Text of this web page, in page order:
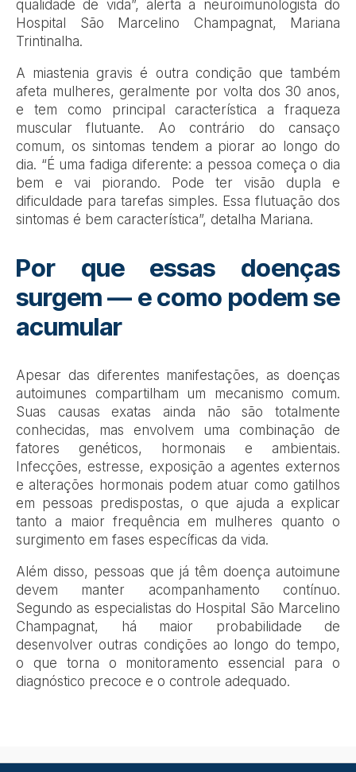
qualidade de vida”, alerta a neuroimunologista do
Hospital São Marcelino Champagnat, Mariana
Trintinalha.
A miastenia gravis é outra condição que também
afeta mulheres, geralmente por volta dos 30 anos,
e tem como principal característica a fraqueza
muscular flutuante. Ao contrário do cansaço
comum, os sintomas tendem a piorar ao longo do
dia. “É uma fadiga diferente: a pessoa começa o dia
bem e vai piorando. Pode ter visão dupla e
dificuldade para tarefas simples. Essa flutuação dos
sintomas é bem característica”, detalha Mariana.
Por que essas doenças
surgem — e como podem se
acumular
Apesar das diferentes manifestações, as doenças
autoimunes compartilham um mecanismo comum.
Suas causas exatas ainda não são totalmente
conhecidas, mas envolvem uma combinação de
fatores genéticos, hormonais e ambientais.
Infecções, estresse, exposição a agentes externos
e alterações hormonais podem atuar como gatilhos
em pessoas predispostas, o que ajuda a explicar
tanto a maior frequência em mulheres quanto o
surgimento em fases específicas da vida.
Além disso, pessoas que já têm doença autoimune
devem manter acompanhamento contínuo.
Segundo as especialistas do Hospital São Marcelino
Champagnat, há maior probabilidade de
desenvolver outras condições ao longo do tempo,
o que torna o monitoramento essencial para o
diagnóstico precoce e o controle adequado.